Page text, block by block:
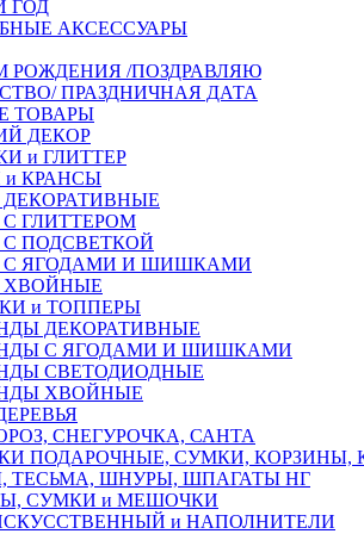
ГОД
АКСЕССУАРЫ
РОЖДЕНИЯ /ПОЗДРАВЛЯЮ
ПРАЗДНИЧНАЯ ДАТА
ТОВАРЫ
ДЕКОР
и ГЛИТТЕР
и КРАНСЫ
ДЕКОРАТИВНЫЕ
ГЛИТТЕРОМ
С ПОДСВЕТКОЙ
С ЯГОДАМИ И ШИШКАМИ
ХВОЙНЫЕ
и ТОППЕРЫ
ДЕКОРАТИВНЫЕ
С ЯГОДАМИ И ШИШКАМИ
СВЕТОДИОДНЫЕ
ХВОЙНЫЕ
СНЕГУРОЧКА, САНТА
ПОДАРОЧНЫЕ, СУМКИ,
ТЕСЬМА, ШНУРЫ, ШПАГАТЫ НГ
СУМКИ и МЕШОЧКИ
и НАПОЛНИТЕЛИ